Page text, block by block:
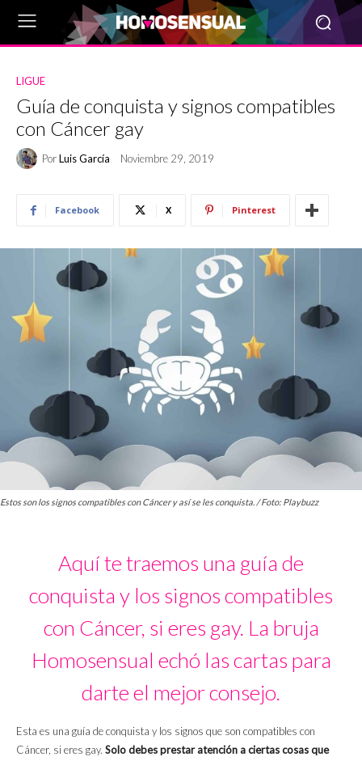
LIGUE
Guía de conquista y signos compatibles
con Cáncer gay
PorLuis García Noviembre 29, 2019
Facebook X Pinterest
Estos son los signos compatibles con Cáncer y así se les conquista. / Foto: Playbuzz
Aquí te traemos una guía de
conquista y los signos compatibles
con Cáncer, si eres gay. La bruja
Homosensual echó las cartas para
darte el mejor consejo.
Esta es una guía de conquista y los signos que son compatibles con
Cáncer, si eres gay. Solo debes prestar atención a ciertas cosas que